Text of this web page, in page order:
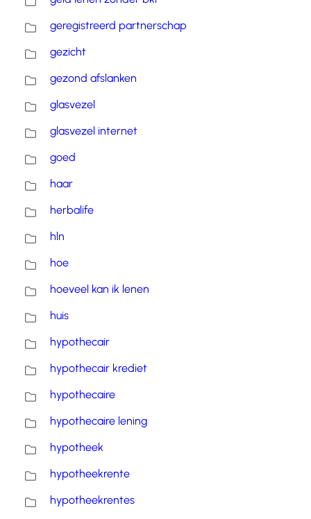
geregistreerd partnerschap
gezicht
gezond afslanken
glasvezel
glasvezel internet
goed
haar
herbalife
hln
hoe
hoeveel kan ik lenen
huis
hypothecair
hypothecair krediet
hypothecaire
hypothecaire lening
hypotheek
hypotheekrente
hypotheekrentes